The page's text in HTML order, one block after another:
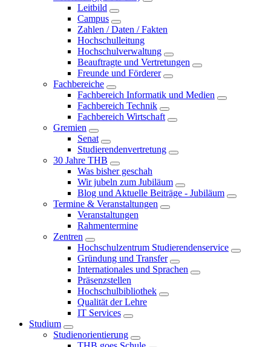
Leitbild
Campus
Zahlen / Daten / Fakten
Hochschulleitung
Hochschulverwaltung
Beauftragte und Vertretungen
Freunde und Förderer
Fachbereiche
Fachbereich Informatik und Medien
Fachbereich Technik
Fachbereich Wirtschaft
Gremien
Senat
Studierendenvertretung
30 Jahre THB
Was bisher geschah
Wir jubeln zum Jubiläum
Blog und Aktuelle Beiträge - Jubiläum
Termine & Veranstaltungen
Veranstaltungen
Rahmentermine
Zentren
Hochschulzentrum Studierendenservice
Gründung und Transfer
Internationales und Sprachen
Präsenzstellen
Hochschulbibliothek
Qualität der Lehre
IT Services
Studium
Studienorientierung